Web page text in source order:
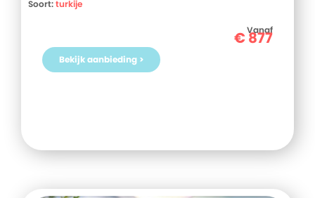
Soort:turkije
Vanaf
€877
Bekijk aanbieding >